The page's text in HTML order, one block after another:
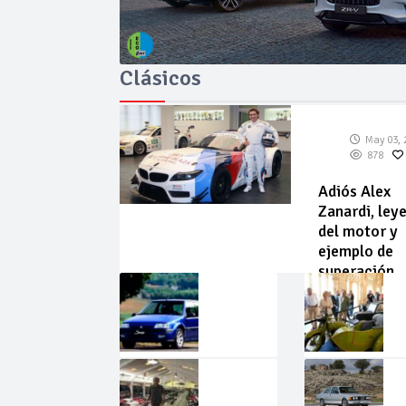
Clásicos
May 03,
878
Adiós Alex
Zanardi,
del motor y
ejemplo de
superación
May
Abr